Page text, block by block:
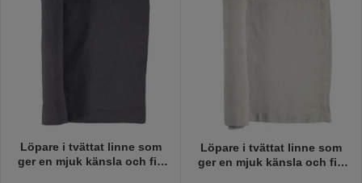
Löpare i tvättat linne som
ger en mjuk känsla och fin
Löpare i tvättat linne som
ger en mjuk känsla och fin